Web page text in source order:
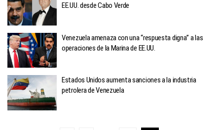
EE.UU. desde Cabo Verde
Venezuela amenaza con una “respuesta digna” a las
operaciones de la Marina de EE.UU.
Estados Unidos aumenta sanciones a la industria
petrolera de Venezuela